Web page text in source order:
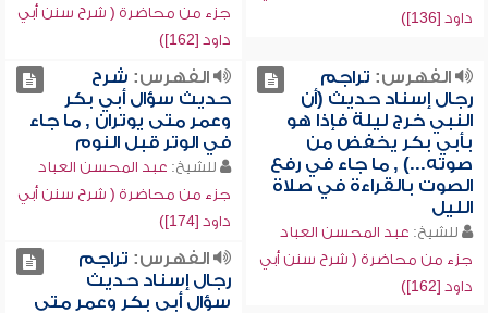
داود [136])
جزء من محاضرة ( شرح سنن أبي
داود [162])
الفهرس: تراجم
رجال إسناد حديث (أن
النبي خرج ليلة فإذا هو
بأبي بكر يخفض من
صوته...) , ما جاء في رفع
الصوت بالقراءة في صلاة
الليل
للشيخ: عبد المحسن العباد
جزء من محاضرة ( شرح سنن أبي
داود [162])
الفهرس: شرح
حديث سؤال أبي بكر
وعمر متى يوتران , ما جاء
في الوتر قبل النوم
للشيخ: عبد المحسن العباد
جزء من محاضرة ( شرح سنن أبي
داود [174])
الفهرس: تراجم
رجال إسناد حديث
سؤال أبي بكر وعمر متى